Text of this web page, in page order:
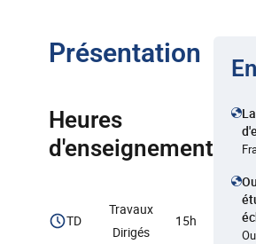
Présentation
Heures
d'enseignement
TD
Travaux
Dirigés
15h